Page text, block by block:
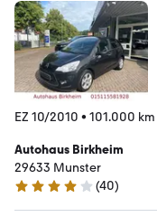
EZ 10/2010 • 101.000 km
Autohaus Birkheim
29633 Munster
4.2 Sterne
(40)